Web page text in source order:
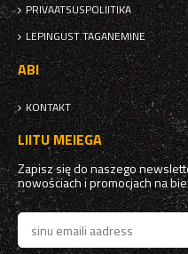
PRIVAATSUSPOLIITIKA
LEPINGUST TAGANEMINE
ABI
KONTAKT
LIITU MEIEGA
Zapisz się do naszego
nowościach i promocjach na